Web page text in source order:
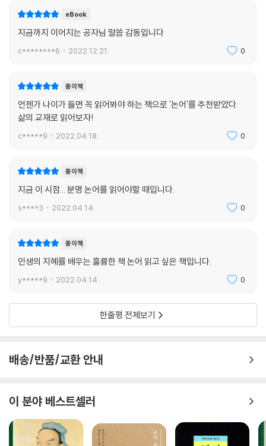
공자는 말하기를 “아침에 도를 들으면 저녁에 죽어도 좋다”고 했다. 이 말
은 마치 어떤 절대적인 도가 있는 듯한 분위기를 담고 있으나, 다만 도에 대
한 다짐과 자세를 언급한 것으로 보인다. 공자는 “나는 열다섯 살에 학문에
런데 책을 통해서 도를 배우지만, 세상에는 아직 그 도가 온전히 실현되어
뿐이다.
축적된 지식과 삶의 지혜가 꼬리를 무는 고전 인문학
현실 속의 인간 사회는 정도의 차이는 있지만 아직 “도가 실현되어 있지 않
다.” 공자의 시대에는 특히 무도(無道)의 상태가 심했다. 그런데 세상에
도가 없기 때문에 도를 세우려는 노력이 유의미하게 된다. 즉 혼란한 세상
을 개혁하여 질서를 회복하는 것이 “도를 세우는(有道)” 일이다. 요즘 말
원칙과 상식이 통하고 편법과 반칙이 통하지 않는 그런 사회가 “도가 서 있
『논어』에는 “널리 배워 뜻을 돈독하게 하며, 절실하게 질문한다.” “배움만
이 있다. 이 때 질문과 생각은 학문의 ‘문’에 대응된다. 즉 『논어』는 어떤 지
식이든 항상 의문과 의심을 가지고 비판적으로 접근할 때에만 참된 나의
논해지는 사상은 바로 오늘날 “학문”의 의미를 충실하게 담고 있다.
eBook
지금까지 이어지는 공자님 말씀 감동입니다
c********6 2022.12.21. 0
종이책
언젠가 나이가 들면 꼭 읽어봐야 하는 책으로 '논어'를 추천받았다.
삶의 교재로 읽어보자!
c*****9 2022.04.18. 0
종이책
지금 이 시점... 분명 논어를 읽어야할 때입니다.
s****3 2022.04.14. 0
종이책
인생의 지혜를 배우는 훌륭한 책 논어 읽고 싶은 책입니다.
y*****9 2022.04.14. 0
한줄평 전체보기
배송/반품/교환 안내
이 분야 베스트셀러